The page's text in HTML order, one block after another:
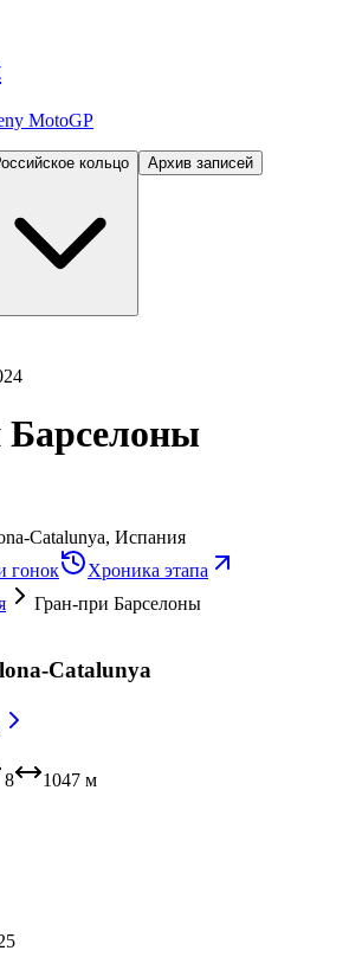
MotoGP
кольцо Архив записей
Catalunya, Испания
гонок
Хроника этапа
Гран-при Барселоны
Catalunya
8 1047 м